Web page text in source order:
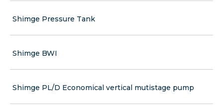
Shimge Pressure Tank
Shimge BWI
Shimge PL/D Economical vertical mutistage pump